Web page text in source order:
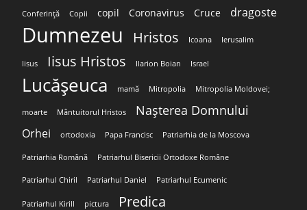
Conferință Copii copil Coronavirus Cruce dragoste
Dumnezeu Hristos Icoana Ierusalim
Iisus Iisus Hristos Ilarion Boian Israel
Lucășeuca mamă Mitropolia Mitropolia Moldovei;
moarte Mântuitorul Hristos Nașterea Domnului
Orhei ortodoxia Papa Francisc Patriarhia de la Moscova
Patriarhia Română Patriarhul Bisericii Ortodoxe Române
Patriarhul Chiril Patriarhul Daniel Patriarhul Ecumenic
Patriarhul Kirill pictura Predica